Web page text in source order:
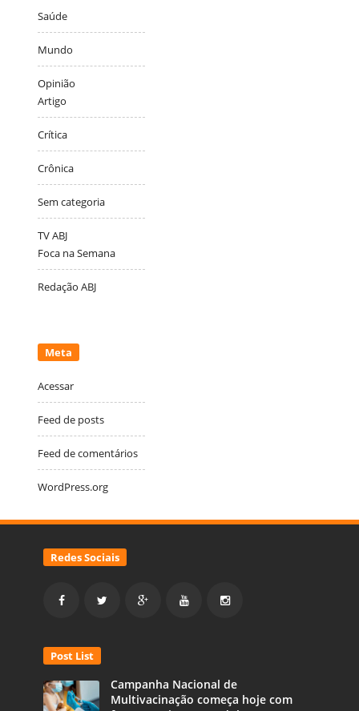
Saúde
Mundo
Opinião
Artigo
Crítica
Crônica
Sem categoria
TV ABJ
Foca na Semana
Redação ABJ
Meta
Acessar
Feed de posts
Feed de comentários
WordPress.org
Redes Sociais
Post List
Campanha Nacional de
Multivacinação começa hoje com